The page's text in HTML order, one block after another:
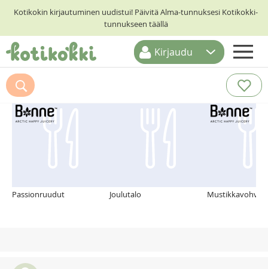
Kotikokin kirjautuminen uudistui! Päivitä Alma-tunnuksesi Kotikokki-
tunnukseen täällä
ETUSIVU
RESEPTIHAKU
RUOKATEEMAT
Kirjaudu
Suosittelemme myös
Passionruudut Joulutalo Mustikkavohvelit